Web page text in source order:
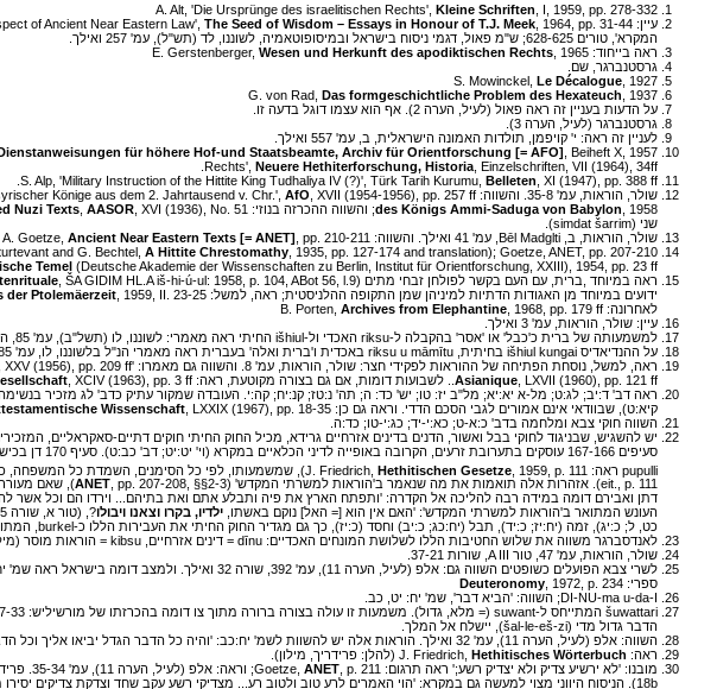
A. Alt, 'Die Ursprünge des israelitischen Rechts', Kleine Schriften , I, 1959, pp. 278-332
עיין: R. Yaron, 'Forms in the Laws of Eshnuna',
of Ancient Near Eastern Law', The Seed of Wisdom – Essays in Honour of T.J. Meek
המקרא', טורים 628-625; ש"מ פאול, דגמי ניסוח בישראל ובמיסופוטאמיה, לשוננו, לד (תש"ל), עמ' 257 ואילך.
ראה בייחוד: E. Gerstenberger,
Wesen und Herkunft des apodiktischen Rechts , 1965
גרסטנברגר, שם.
S. Mowinckel, Le Décalogue , 1927
G. von Rad, Das formgeschichtliche Problem des Hexateuch , 1937
על הדעות בעניין זה ראה פאול (לעיל, הערה 2). אף הוא עצמו דוגל בדעה זו.
גרסטנברגר (לעיל, הערה 3).
לעניין זה ראה: י' קויפמן, תולדות האמונה הישראלית, ב, עמ' 557 ואילך.
für höhere Hof-und Staatsbeamte, Archiv für Orientforschung [= AFO]
Rechts', Neuere Hethiterforschung, Historia , Einzelschriften, VII (1964), 34ff.
S. Alp, 'Military Instruction of the Hittite King Tudhaliya IV (?)', Türk Tarih Kurumu, Belleten , XI (1947), pp. 388 ff.
שולר, הוראות, עמ' 35-8. והשווה: E Weidner, 'Hof- und Harems-Erlasse assyrischer Könige aus dem 2. Jahrtausend v. Chr.',
AfO , XVII (1954-1956), pp. 257 ff., ושם צווים המנוסחים בגוף שלישי, כדרך ההכרזות המלכותיות במיסופוטאמיה; ראה לדוגמה: F.R. Kraus,
des Königs Ammi-Saduga von Babylon , 1958; והשווה ההכרזה בנוזי: R. Pfeiffer and E.A. Speiser, Nuzi Texts AASOR
שני (simdat šarrim).
שולר, הוראות, ב, Bēl Madglti, עמ' 41 ואילך. והשווה: A. Goetze,
Ancient Near Eastern Texts [= ANET] , pp. 210-211
and G. Bechtel, A Hittite Chrestomathy , 1935, pp. 127-174 and translation); Goetze, ANET, pp. 207-210, כן השווה את ההוראות, לסגל הארמון: ANET, p. 207. הוראות המיועדות לכוהנים ומנוסחות בגוף שלישי מצויות בספרות אשורית; ראה: E. Ebeling.
Temel (Deutsche Akademie der Wissenschaften zu Berlin, Institut für Orientforschung, XXIII), 1954, pp. 23 ff.
ראה במיוחד ,ברית, עם העם בקשר לפולחן זבחי מתים (H. Otten,
ידועים במיוחד מן האגודות הדתיות למיניהן שמן התקופה ההלניסטית; ראה, למשל: W. Erichsen,
der Ptolemäerzeit
לאחרונה: B. Porten,
Archives from Elephantine , 1968, pp. 179 ff
עיין: שולר, הוראות, עמ' 3 ואילך.
למשמעותה של ברית כ'כבל' או 'אסר' בהקבלה ל-riksu האכדי ול-išhiul החיתי ראה מאמרי: לשוננו, לו (תשל"ב), עמ' 85, הערה 3; עמ' 105-204.
על ההנדיאדיס išhiul kungai בחיתית, riksu u māmītu באכדית ו'ברית ואלה' בעברית ראה מאמרי הנ"ל בלשוננו, לו, עמ' 86-85.
ראה, למשל, נוסחת הפתיחה של ההוראות לפקידי חצר: שולר, הוראות, עמ' 8. והשווה גם מאמרו: 'Die Würdenträgereide des Arnuwandaw,
, XXV (1956), pp. 209 ff.. כן השווה את שבועתו של אשחפלה: H. Otten, 'Die Eideleistung des Ašhapala',
Asianique , LXVII (1960), pp. 121 ff.. לשבועות דומות, אם גם בצורה מקוטעת, ראה: item,
, XCIV (1963), pp. 3 ff.
ראה דב' ד:יב; לג:ט; מל-א יא:יא; מל"ב יז: טו; יש' כד: ה; תה' נ:טז; קנ:יח; קה:י. העובדה שמקור עתיק כדב' לג מזכיר
קיא:ט), שבוודאי אינם אמורים לגבי הסכם הדדי. וראה גם כן: E. Kutsch, 'Gesetz und Gnade',
Wissenschaft , LXXIX (1967), pp. 18-35
השווה חוקי צבא ומלחמה בדב' כ:א-ט; כא:י-יד; כג:י-טו; כד:ה.
pupulli ראה: J. Friedrich,
Hethitischen Gesetze , 1959, p. 111), שמשמעותו, לפי כל הסימנים, השמדת כל המשפחה, כריתת הראש או הליכה אל הקדרה (
eit., p. 111). אזהרות אלה תואמות את מה שנאמר ב'הוראות למשרתי המקדש' (
ANET , pp. 207-208, §§2-3), שאם מעורר מישהו את זעם האל, כל משפחתו תושמד (ראה 'הוראות לאנשי הארמון',
דתן ואבירם דומה במידה רבה להליכה אל הקדרה: 'ותפתח הארץ את פיה ותבלע אתם ואת בתיהם... וירדו הם וכל אשר
העונש המתואר ב'הוראות למשרתי המקדש': 'האם אין הוא [= האל] נוקם באשתו, ילדיו, בקרו וצאנו ויבולו
כט, ל; כ:יג), זמה (יח:יז; כ:יד), תבל (יח:כג; כ:יב) וחסד (כ:יז), כך גם מגדיר החוק החיתי את העבירות הללו כ-burkel, המתורגם כ'תועבה': Friedrich,
לאנדסברגר משווה את שלוש החטיבות הללו לשלושת המונחים האכדיים: dīnu = דינים אזרחיים, kibsu = הוראות מוסר (מילולית: דרך [התנהגות]), parsu = דיני פולחן; ראה: B. Landsberger, Die babylonischen Termini für Gesetz und Recht',
שולר, הוראות, עמ' 47, טור A III, שורות 37-21.
ספרי:
Deuteronomy , 1972, p. 234
DI-NU-ma u-da-I; השווה: 'הביא דבר', שמ' יח: יט, כב.
šuwattari המתייחס ל-suwant (= מלא, גדול). משמעות זו עולה בצורה ברורה מתוך צו דומה בהכרזתו של מורשיליש: J. Friedrich,
הדבר גדול מדי (šal-le-eš-zi), יישלח אל המלך.
השווה: אלפ (לעיל, הערה 11), עמ' 32 ואילך. הוראות אלה יש להשוות לשמ' יח:כב: 'והיה כל הדבר הגדל יביאו אליך וכל הדבר הקטן ישפטו הם.' השווה דב' א:יז.
ראה: J. Friedrich, Hethitisches Wörterbuch
(להלן: פרידריך, מילון).
מובנו: 'לא ירשיע צדיק ולא יצדיק רשע;' ראה תרגום: Goetze,
ANET , p. 211; וראה: אלפ (לעיל, הערה 11), עמ' 35-34. פרידריך (